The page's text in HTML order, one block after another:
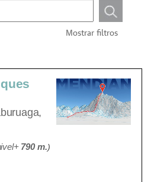
Mostrar filtros
790 m.)